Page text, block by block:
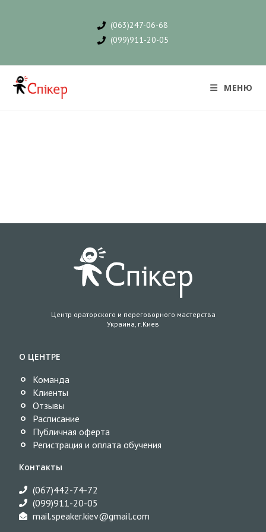
(063)247-06-68
(099)911-20-05
МЕНЮ
Центр ораторского и переговорного мастерства
Украина, г.Киев
О ЦЕНТРЕ
Команда
Клиенты
Отзывы
Расписание
Публичная оферта
Регистрация и оплата обучения
Контакты
(067)442-74-72
(099)911-20-05
mail.speaker.kiev@gmail.com​